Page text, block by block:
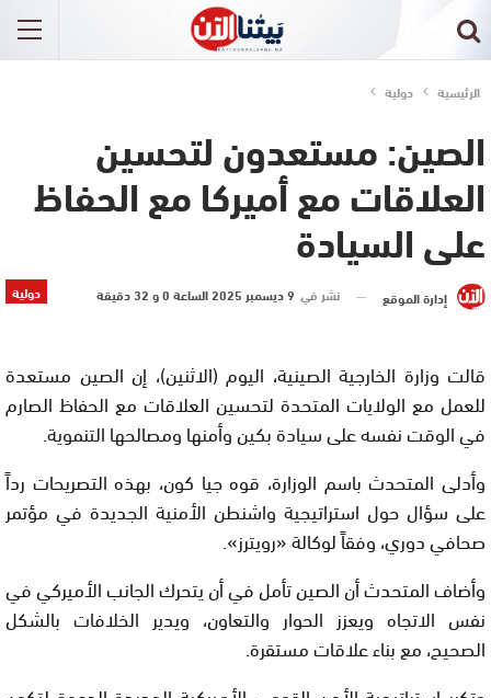
الرئيسية دولية
الصين: مستعدون لتحسين
العلاقات مع أميركا مع الحفاظ
على السيادة
دولية إدارة الموقع نشر في 9 ديسمبر 2025 الساعة 0 و 32 دقيقة
قالت وزارة الخارجية الصينية، اليوم (الاثنين)، إن الصين مستعدة
للعمل مع الولايات المتحدة لتحسين العلاقات مع الحفاظ الصارم
في الوقت نفسه على سيادة بكين وأمنها ومصالحها التنموية.
وأدلى المتحدث باسم الوزارة، قوه جيا كون، بهذه التصريحات رداً
على سؤال حول استراتيجية واشنطن الأمنية الجديدة في مؤتمر
صحافي دوري، وفقاً لوكالة «رويترز».
وأضاف المتحدث أن الصين تأمل في أن يتحرك الجانب الأميركي في
نفس الاتجاه ويعزز الحوار والتعاون، ويدير الخلافات بالشكل
الصحيح، مع بناء علاقات مستقرة.